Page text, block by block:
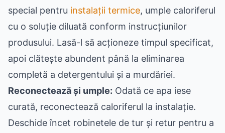
special pentru instalații termice, umple caloriferul
cu o soluție diluată conform instrucțiunilor
produsului. Lasă-l să acționeze timpul specificat,
apoi clătește abundent până la eliminarea
completă a detergentului și a murdăriei.
Reconectează și umple: Odată ce apa iese
curată, reconectează caloriferul la instalație.
Deschide încet robinetele de tur și retur pentru a